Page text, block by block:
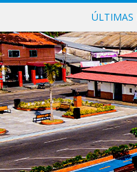
ÚLTIMAS